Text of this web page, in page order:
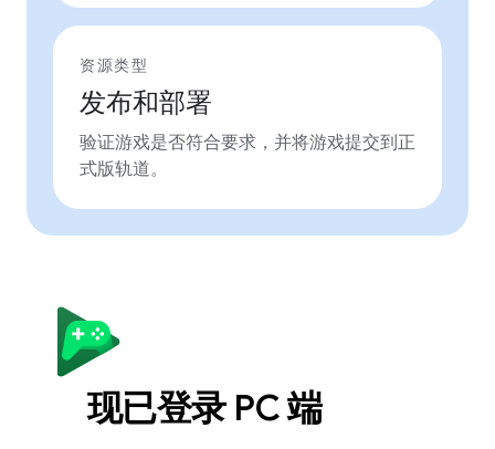
资源类型
发布和部署
验证游戏是否符合要求，并将游戏提交到正
式版轨道。
现已登录 PC 端